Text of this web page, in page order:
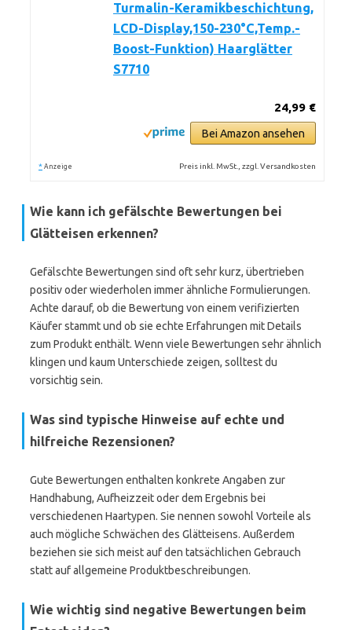
Turmalin-Keramikbeschichtung,
LCD-Display,150-230°C,Temp.-
Boost-Funktion) Haarglätter
S7710
24,99 €
Bei Amazon ansehen
* Anzeige Preis inkl. MwSt., zzgl. Versandkosten
Wie kann ich gefälschte Bewertungen bei
Glätteisen erkennen?
Gefälschte Bewertungen sind oft sehr kurz, übertrieben
positiv oder wiederholen immer ähnliche Formulierungen.
Achte darauf, ob die Bewertung von einem verifizierten
Käufer stammt und ob sie echte Erfahrungen mit Details
zum Produkt enthält. Wenn viele Bewertungen sehr ähnlich
klingen und kaum Unterschiede zeigen, solltest du
vorsichtig sein.
Was sind typische Hinweise auf echte und
hilfreiche Rezensionen?
Gute Bewertungen enthalten konkrete Angaben zur
Handhabung, Aufheizzeit oder dem Ergebnis bei
verschiedenen Haartypen. Sie nennen sowohl Vorteile als
auch mögliche Schwächen des Glätteisens. Außerdem
beziehen sie sich meist auf den tatsächlichen Gebrauch
statt auf allgemeine Produktbeschreibungen.
Wie wichtig sind negative Bewertungen beim